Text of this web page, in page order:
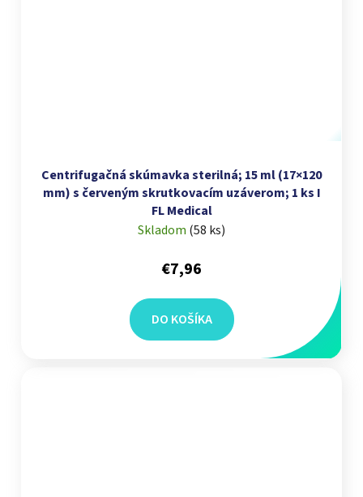
Centrifugačná skúmavka sterilná; 15 ml (17×120
mm) s červeným skrutkovacím uzáverom; 1 ks I
FL Medical
Skladom (58 ks)
€7,96
DO KOŠÍKA